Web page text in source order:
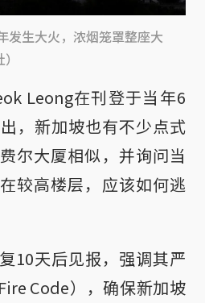
发生大火，浓烟笼罩整座大
Leong在刊登于当年6
，新加坡也有不少点式
尔大厦相似，并询问当
较高楼层，应该如何逃
10天后见报，强调其严
Code），确保新加坡